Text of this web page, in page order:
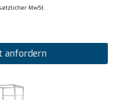
MwSt.
anfordern